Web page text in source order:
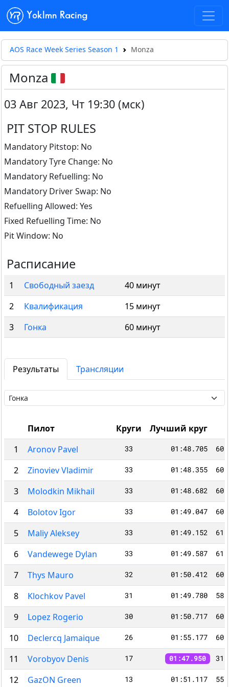
Yoklmn Racing
AOS Race Week Series Season 1 Monza
Monza
03 Авг 2023, Чт 19:30 (мск)
PIT STOP RULES
Mandatory Pitstop: No
Mandatory Tyre Change: No
Mandatory Refuelling: No
Mandatory Driver Swap: No
Refuelling Allowed: Yes
Fixed Refuelling Time: No
Pit Window: No
Расписание
1 Свободный заезд
40 минут
2
Квалификация
15 минут
3
Гонка 60 минут
Результаты Трансляции
Пилот Круги Лучший круг
1
Aronov Pavel 33 01:48.705
2 Zinoviev Vladimir 33 01:48.355
3 Molodkin Mikhail 33 01:48.682
4 Bolotov Igor 33 01:49.047
5 Maliy Aleksey 33 01:49.152
6 Vandewege Dylan 33 01:49.587
7 Thys Mauro 32 01:50.412
8 Klochkov Pavel 31 01:49.780
9 Lopez Rogerio 30 01:50.717
10 Declercq Jamaique 26 01:55.177
11 Vorobyov Denis 17 01:47.950
12 GazON Green 13 01:51.117